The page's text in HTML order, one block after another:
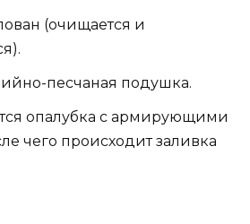
(очищается и
песчаная подушка.
опалубка с армирующими
чего происходит заливка